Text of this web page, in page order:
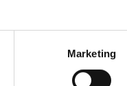
Marketing
Zo